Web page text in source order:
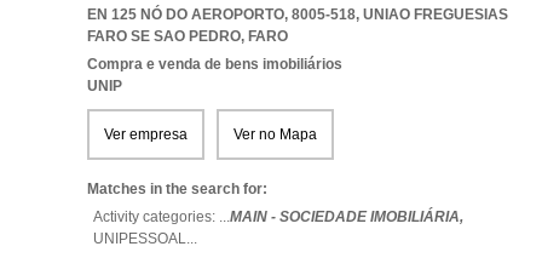
EN 125 NÓ DO AEROPORTO, 8005-518, UNIAO FREGUESIAS
FARO SE SAO PEDRO, FARO
Compra e venda de bens imobiliários
UNIP
Ver empresa Ver no Mapa
Matches in the search for:
Activity categories: ...MAIN - SOCIEDADE IMOBILIÁRIA,
UNIPESSOAL...